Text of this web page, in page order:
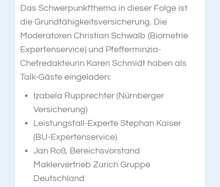
Das Schwerpunktthema in dieser Folge ist
die Grundfähigkeitsversicherung. Die
Moderatoren Christian Schwalb (Biometrie
Expertenservice) und Pfefferminzia-
Chefredakteurin Karen Schmidt haben als
Talk-Gäste eingeladen:
Izabela Rupprechter (Nürnberger
Versicherung)
Leistungsfall-Experte Stephan Kaiser
(BU-Expertenservice)
Jan Roß, Bereichsvorstand
Maklervertrieb Zurich Gruppe
Deutschland